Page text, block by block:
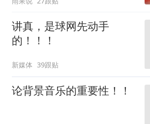
讲真，是球网先动手
的！！！
新媒体 39跟贴
论背景音乐的重要性！！